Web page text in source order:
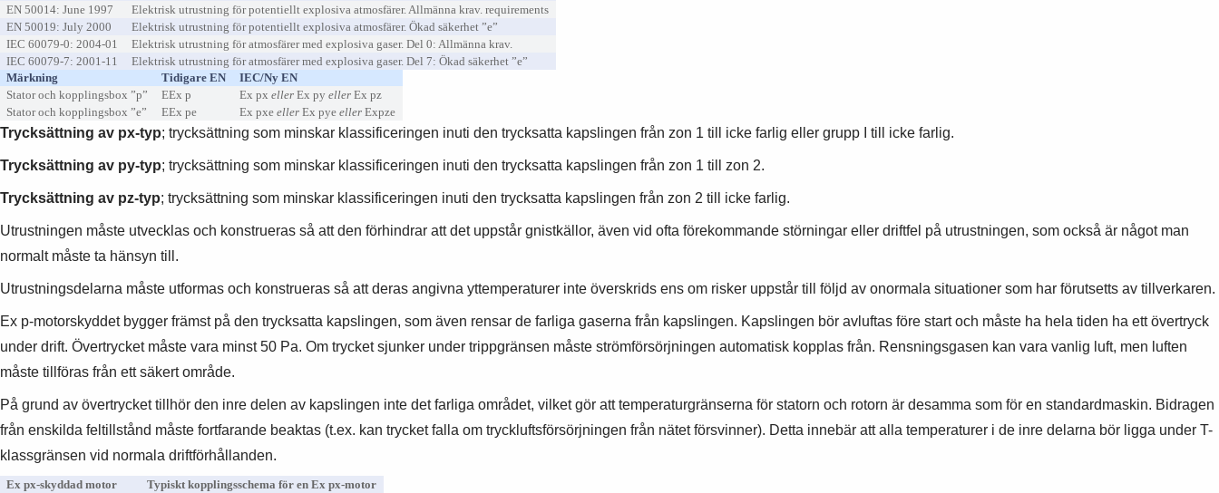
EN 50014: June 1997
Elektrisk utrustning för potentiellt explosiva atmosfärer. Allmänna krav. requirements
EN 50019: July 2000
Elektrisk utrustning för potentiellt explosiva atmosfärer. Ökad säkerhet ”e”
IEC 60079-0: 2004-01
Elektrisk utrustning för atmosfärer med explosiva gaser. Del 0: Allmänna krav.
IEC 60079-7: 2001-11
Elektrisk utrustning för atmosfärer med explosiva gaser. Del 7: Ökad säkerhet ”e”
Märkning
Tidigare EN
IEC/Ny EN
Stator och kopplingsbox ”p”
EEx p Ex pxellerEx pyeller Ex pz
Stator och kopplingsbox ”e”
EEx pe Ex pxeellerEx pyeellerExpze
Trycksättning av px-typ; trycksättning som minskar klassificeringen inuti den trycksatta kapslingen från zon 1 till icke farlig eller grupp I till icke farlig.
Trycksättning av py-typ; trycksättning som minskar klassificeringen inuti den trycksatta kapslingen från zon 1 till zon 2.
Trycksättning av pz-typ; trycksättning som minskar klassificeringen inuti den trycksatta kapslingen från zon 2 till icke farlig.
Utrustningen måste utvecklas och konstrueras så att den förhindrar att det uppstår gnistkällor, även vid ofta förekommande störningar eller driftfel på utrustningen, som också är något man
normalt måste ta hänsyn till.
Utrustningsdelarna måste utformas och konstrueras så att deras angivna yttemperaturer inte överskrids ens om risker uppstår till följd av onormala situationer som har förutsetts av tillverkaren.
Ex p-motorskyddet bygger främst på den trycksatta kapslingen, som även rensar de farliga gaserna från kapslingen. Kapslingen bör avluftas före start och måste ha hela tiden ha ett övertryck
under drift. Övertrycket måste vara minst 50 Pa. Om trycket sjunker under trippgränsen måste strömförsörjningen automatisk kopplas från. Rensningsgasen kan vara vanlig luft, men luften
måste tillföras från ett säkert område.
På grund av övertrycket tillhör den inre delen av kapslingen inte det farliga området, vilket gör att temperaturgränserna för statorn och rotorn är desamma som för en standardmaskin. Bidragen
från enskilda feltillstånd måste fortfarande beaktas (t.ex. kan trycket falla om tryckluftsförsörjningen från nätet försvinner). Detta innebär att alla temperaturer i de inre delarna bör ligga under T-
klassgränsen vid normala driftförhållanden.
Ex px-skyddad motor Typiskt kopplingsschema för en Ex px-motor